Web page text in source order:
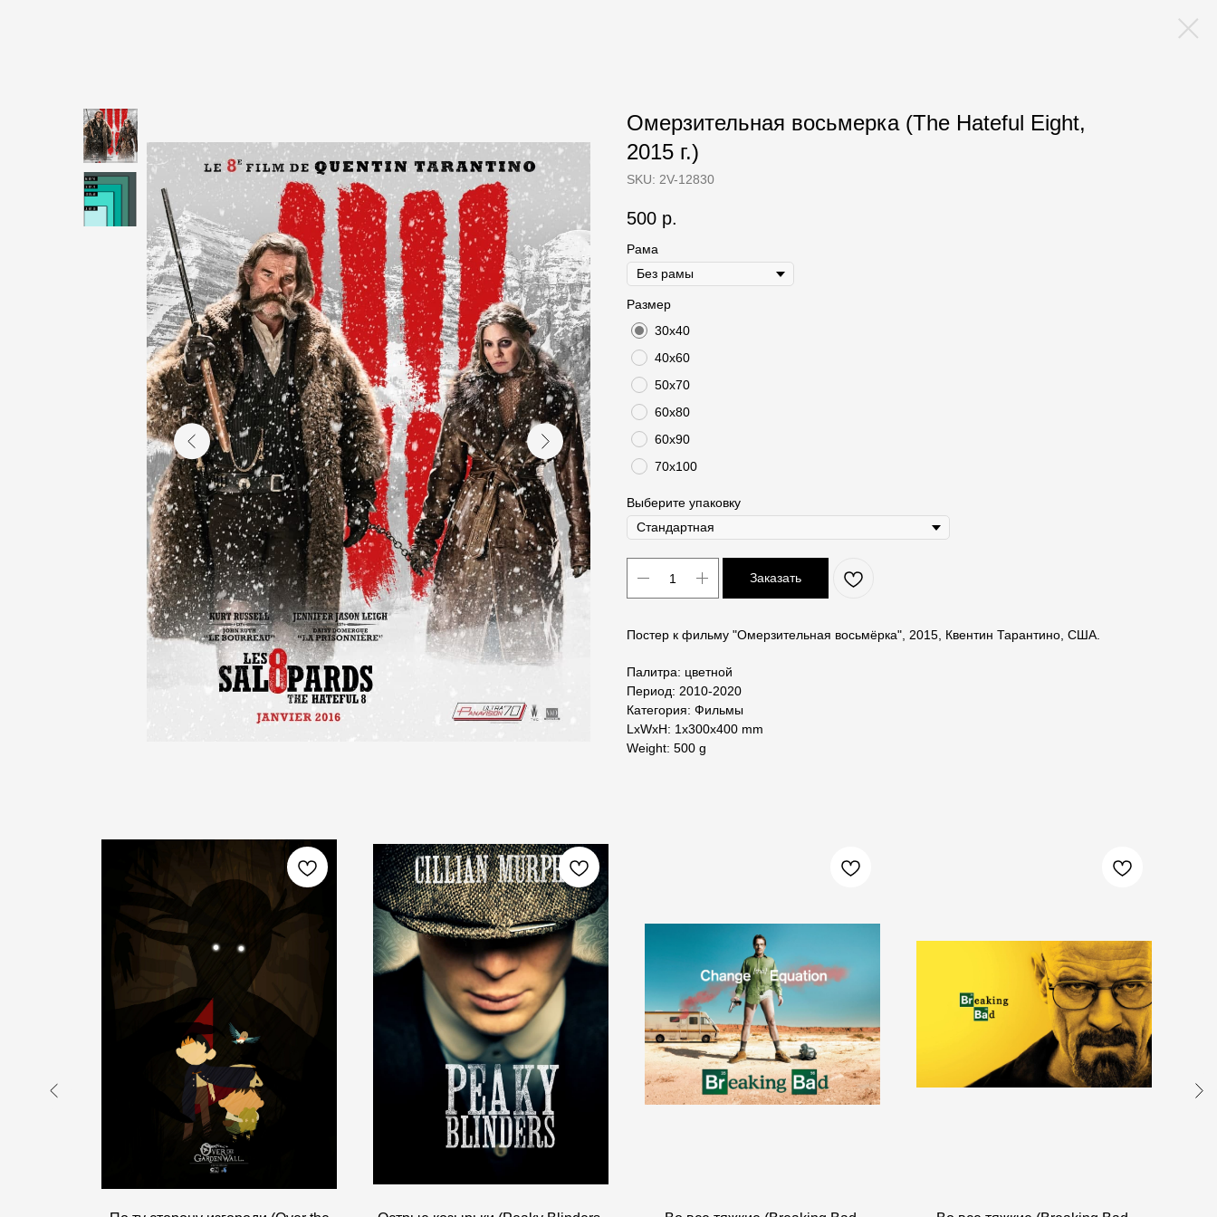
Омерзительная восьмерка (The Hateful Eight,
2015 г.)
SKU: 2V-12830
500 р.
Рама
Размер
30х40
40х60
50х70
60х80
60х90
70х100
Выберите упаковку
Заказать
Постер к фильму "Омерзительная восьмёрка", 2015, Квентин Тарантино, США.
Палитра: цветной
Период: 2010-2020
Категория: Фильмы
LxWxH: 1x300x400 mm
Weight: 500 g